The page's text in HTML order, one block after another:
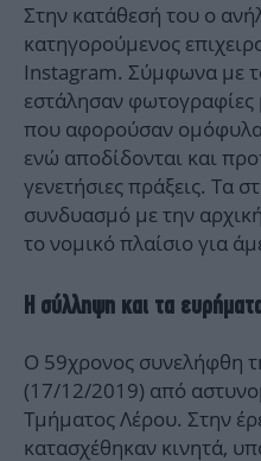
Στην κατάθεσή του ο
κατηγορούμενος
Instagram. Σύμφωνα με
εστάλησαν φωτογραφίες
που αφορούσαν ομόφυλα
ενώ αποδίδονται και
γενετήσιες πράξεις. Τα
συνδυασμό με την
το νομικό πλαίσιο για
Η σύλληψη και τα
Ο 59χρονος συνελήφθη
(17/12/2019) από
Τμήματος Λέρου. Στην
κατασχέθηκαν κινητά,